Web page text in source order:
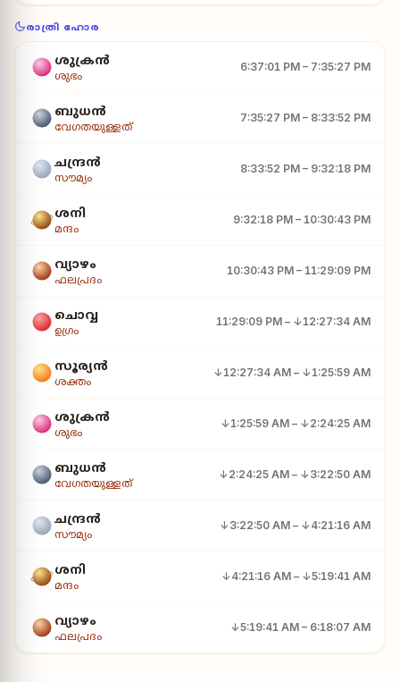
രാത്രി ഹോര
ശുക്രൻ
ശുഭം
6:37:01 PM – 7:35:27 PM
ബുധൻ
വേഗതയുള്ളത്
7:35:27 PM – 8:33:52 PM
ചന്ദ്രൻ
സൗമ്യം
8:33:52 PM – 9:32:18 PM
ശനി
മന്ദം
9:32:18 PM – 10:30:43 PM
വ്യാഴം
ഫലപ്രദം
10:30:43 PM – 11:29:09 PM
ചൊവ്വ
ഉഗ്രം
11:29:09 PM – ↓12:27:34 AM
സൂര്യൻ
ശക്തം
↓12:27:34 AM – ↓1:25:59 AM
ശുക്രൻ
ശുഭം
↓1:25:59 AM – ↓2:24:25 AM
ബുധൻ
വേഗതയുള്ളത്
↓2:24:25 AM – ↓3:22:50 AM
ചന്ദ്രൻ
സൗമ്യം
↓3:22:50 AM – ↓4:21:16 AM
ശനി
മന്ദം
↓4:21:16 AM – ↓5:19:41 AM
വ്യാഴം
ഫലപ്രദം
↓5:19:41 AM – 6:18:07 AM